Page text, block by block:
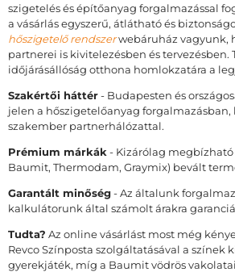
szigetelés és építőanyag forgalmazással
a vásárlás egyszerű, átlátható és
hőszigetelő rendszerwebáruház vagyunk,
partnerei is kivitelezésben és tervezésben.
időjárásállóság otthona homlokzatára a
Szakértői háttér- Budapesten és
jelen a hőszigetelőanyag
szakember partnerhálózattal.
Prémium márkák - Kizárólag megbízható
Baumit, Thermodam, Graymix) bevált
Garantált minőség- Az általunk
kalkulátorunk által számolt árakra
Tudta? Az online vásárlást most még
Revco Színposta szolgáltatásával a színek
gyerekjáték, míg a Baumit vödrös